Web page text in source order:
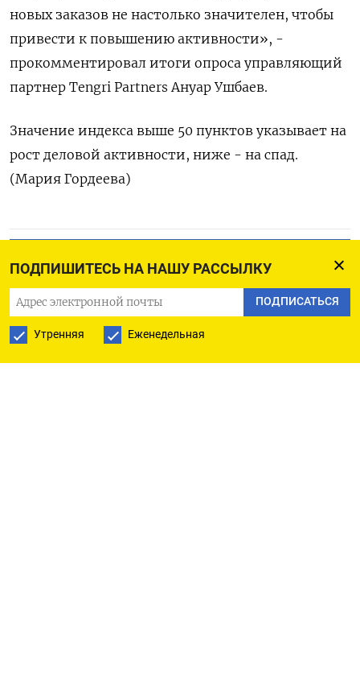
ПОДПИШИТЕСЬ НА НАШУ РАССЫЛКУ
ПОДПИСАТЬСЯ
Утренняя Еженедельная
новых заказов не настолько значителен, чтобы
привести к повышению активности», -
прокомментировал итоги опроса управляющий
партнер Tengri Partners Ануар Ушбаев.
Значение индекса выше 50 пунктов указывает на
рост деловой активности, ниже - на спад.
(Мария Гордеева)
ПОДПИСАТЬСЯ В GOOGLE